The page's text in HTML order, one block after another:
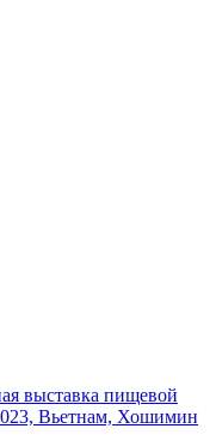
выставка пищевой
Вьетнам, Хошимин